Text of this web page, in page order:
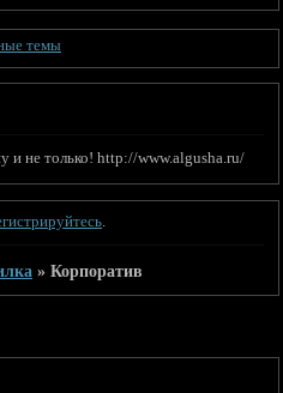
темы
и не только! http://www.algusha.ru/
.
»Корпоратив